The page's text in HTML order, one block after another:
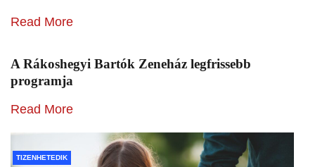
Read More
A Rákoshegyi Bartók Zeneház legfrissebb
programja
Read More
TIZENHETEDIK